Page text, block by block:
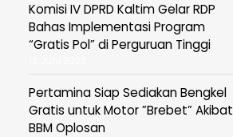
Komisi IV DPRD Kaltim Gelar RDP
Bahas Implementasi Program
“Gratis Pol” di Perguruan Tinggi
Pertamina Siap Sediakan Bengkel
Gratis untuk Motor ”Brebet” Akibat
BBM Oplosan